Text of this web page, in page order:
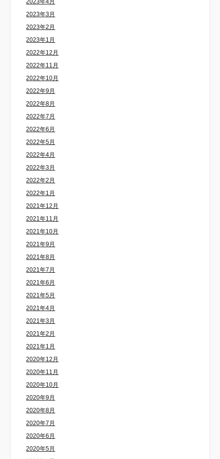
2023年4月
2023年3月
2023年2月
2023年1月
2022年12月
2022年11月
2022年10月
2022年9月
2022年8月
2022年7月
2022年6月
2022年5月
2022年4月
2022年3月
2022年2月
2022年1月
2021年12月
2021年11月
2021年10月
2021年9月
2021年8月
2021年7月
2021年6月
2021年5月
2021年4月
2021年3月
2021年2月
2021年1月
2020年12月
2020年11月
2020年10月
2020年9月
2020年8月
2020年7月
2020年6月
2020年5月